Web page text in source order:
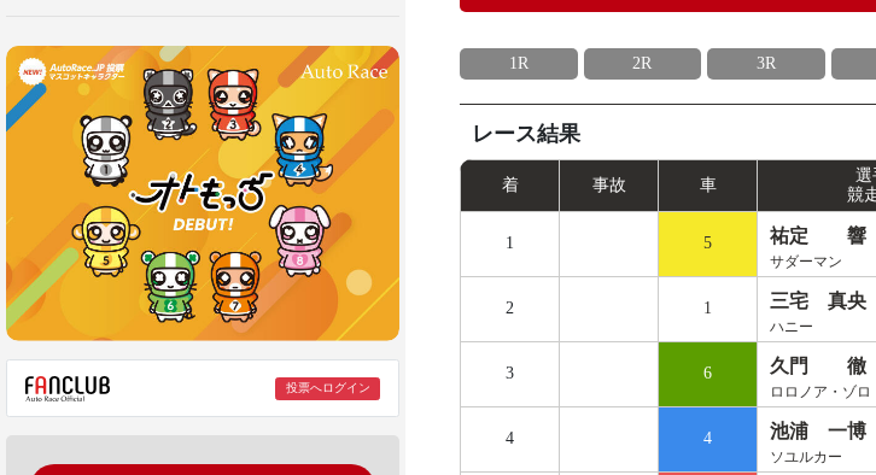
投票へログイン
1R 2R 3R
レース結果
着 事故 車
選
競
1 5 祐定 響
サダーマン
2 1 三宅 真央
ハニー
3 6 久門 徹
ロロノア・ゾロ
4 4 池浦 一博
ソユルカー